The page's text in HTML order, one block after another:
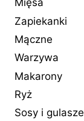
Mięsa
Zapiekanki
Mączne
Warzywa
Makarony
Ryż
Sosy i gulasze